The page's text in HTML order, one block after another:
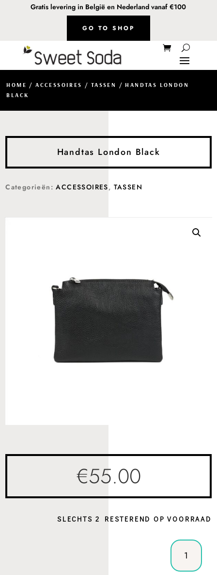
Gratis levering in België en Nederland vanaf €100
GO TO SHOP
HOME /ACCESSOIRES / TASSEN
/ HANDTAS LONDON
BLACK
Handtas London Black
Categorieën:ACCESSOIRES, TASSEN
€55.00
SLECHTS 2 RESTEREND OP VOORRAAD
Handtas
London
Black